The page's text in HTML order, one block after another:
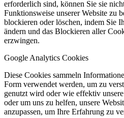
erforderlich sind, können Sie sie
Funktionsweise unserer Website zu
blockieren oder löschen, indem Sie
ändern und das Blockieren aller
erzwingen.
Google Analytics Cookies
Diese Cookies sammeln
Form verwendet werden, um zu
genutzt wird oder wie effektiv
oder um uns zu helfen, unsere
anzupassen, um Ihre Erfahrung zu